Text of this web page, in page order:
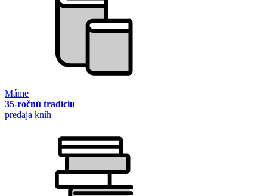
Máme
35-ročnú tradíciu
predaja kníh